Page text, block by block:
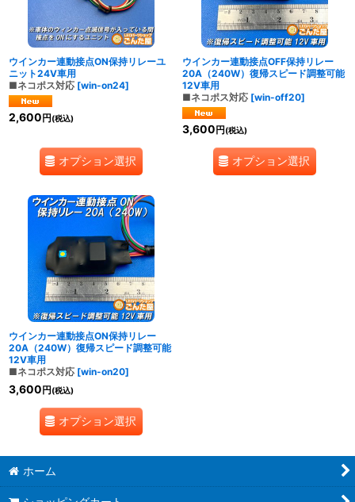
ウインカー連動接点ON保持リレーユ
ニット24V車用
■ネコポス対応 [win-on24]
2,600円(税込)
オプション選択
ウインカー連動接点OFF保持リレー
20A（240W）復帰スピード調整可能
12V車用
■ネコポス対応 [win-off20]
3,600円(税込)
オプション選択
ウインカー連動接点ON保持リレー
20A（240W）復帰スピード調整可能
12V車用
■ネコポス対応 [win-on20]
3,600円(税込)
オプション選択
ホーム